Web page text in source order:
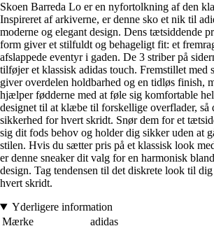
Skoen Barreda Lo er en nyfortolkning af den
Inspireret af arkiverne, er denne sko et nik til
moderne og elegant design. Dens tætsiddende
form giver et stilfuldt og behageligt fit: et
afslappede eventyr i gaden. De 3 striber på
tilføjer et klassisk adidas touch. Fremstillet med
giver overdelen holdbarhed og en tidløs finish,
hjælper fødderne med at føle sig komfortable
designet til at klæbe til forskellige overflader, så
sikkerhed for hvert skridt. Snør dem for et
sig dit fods behov og holder dig sikker uden at
stilen. Hvis du sætter pris på et klassisk look
er denne sneaker dit valg for en harmonisk
design. Tag tendensen til det diskrete look til
hvert skridt.
Yderligere information
Mærke
adidas